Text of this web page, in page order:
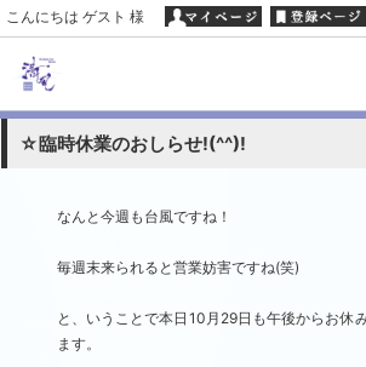
こんにちは ゲスト 様
☆臨時休業のおしらせ!(^^)!
なんと今週も台風ですね！
毎週末来られると営業妨害ですね(笑)
と、いうことで本日10月29日も午後からお休
ます。